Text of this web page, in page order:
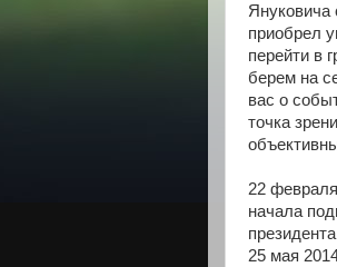
Януковича
приобрел
перейти в
берем на
вас о
точка
22
начала
25 мая 2014